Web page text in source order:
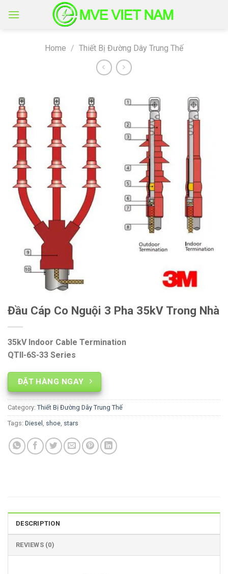
Home / Thiết Bị Đường Dây Trung Thế
Đầu Cáp Co Nguội 3 Pha 35kV Trong Nhà
35kV Indoor Cable Termination
QTII-6S-33 Series
ĐẶT HÀNG NGAY
Category: Thiết Bị Đường Dây Trung Thế
Tags: Diesel , shoe, stars
DESCRIPTION
REVIEWS (0)